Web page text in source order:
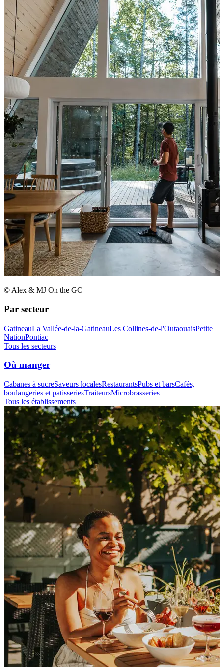
© Alex & MJ On the GO
Par secteur
GatineauLa Vallée-de-la-GatineauLes Collines-de-l'OutaouaisPetite
NationPontiac
Tous les secteurs
Où manger
Cabanes à sucreSaveurs localesRestaurantsPubs et barsCafés,
boulangeries et patisseriesTraiteursMicrobrasseries
Tous les établissements